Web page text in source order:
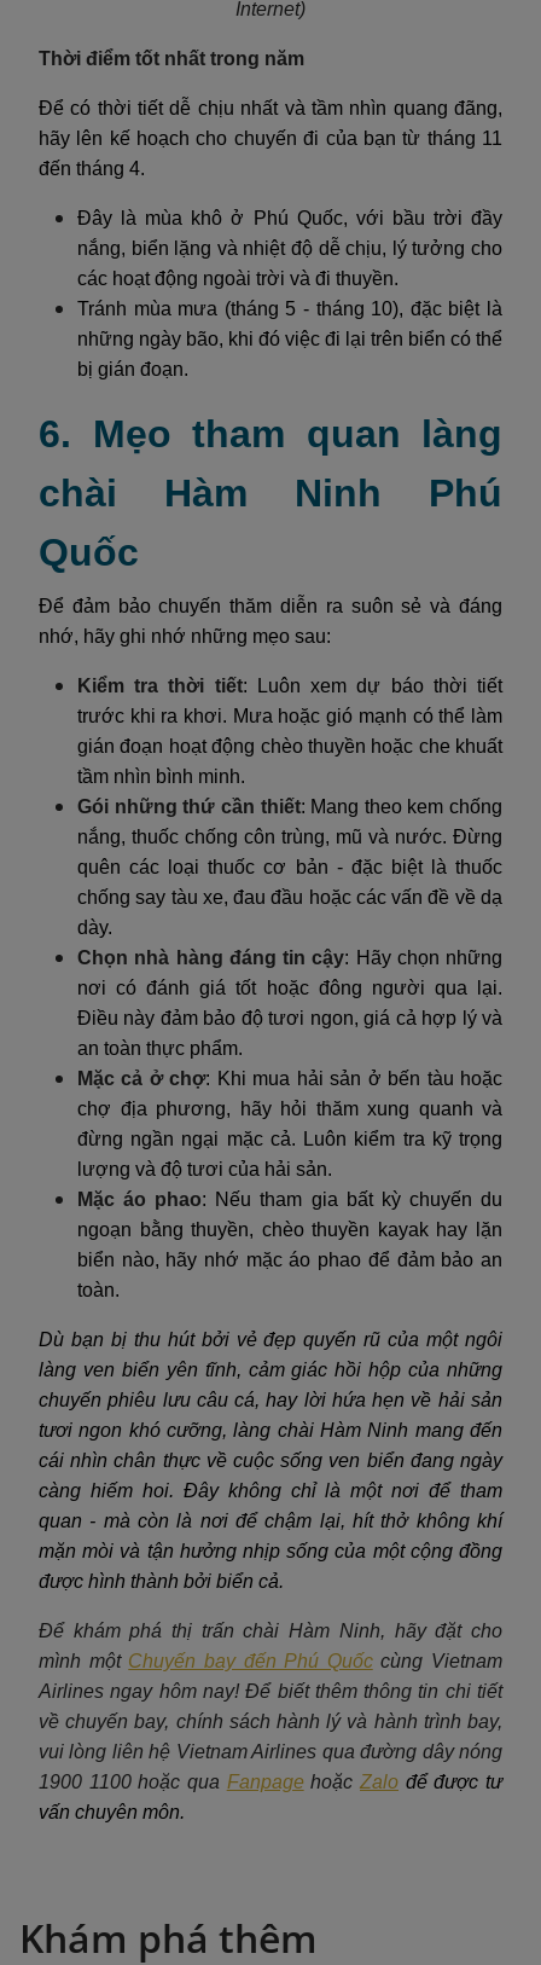
Internet)
Thời điểm tốt nhất trong năm
Để có thời tiết dễ chịu nhất và tầm nhìn quang đãng,
hãy lên kế hoạch cho chuyến đi của bạn từ tháng 11
đến tháng 4.
Đây là mùa khô ở Phú Quốc, với bầu trời đầy
nắng, biển lặng và nhiệt độ dễ chịu, lý tưởng cho
các hoạt động ngoài trời và đi thuyền.
Tránh mùa mưa (tháng 5 - tháng 10), đặc biệt là
những ngày bão, khi đó việc đi lại trên biển có thể
bị gián đoạn.
6. Mẹo tham quan làng
chài Hàm Ninh Phú
Quốc
Để đảm bảo chuyến thăm diễn ra suôn sẻ và đáng
nhớ, hãy ghi nhớ những mẹo sau:
Kiểm tra thời tiết: Luôn xem dự báo thời tiết
trước khi ra khơi. Mưa hoặc gió mạnh có thể làm
gián đoạn hoạt động chèo thuyền hoặc che khuất
tầm nhìn bình minh.
Gói những thứ cần thiết: Mang theo kem chống
nắng, thuốc chống côn trùng, mũ và nước. Đừng
quên các loại thuốc cơ bản - đặc biệt là thuốc
chống say tàu xe, đau đầu hoặc các vấn đề về dạ
dày.
Chọn nhà hàng đáng tin cậy: Hãy chọn những
nơi có đánh giá tốt hoặc đông người qua lại.
Điều này đảm bảo độ tươi ngon, giá cả hợp lý và
an toàn thực phẩm.
Mặc cả ở chợ: Khi mua hải sản ở bến tàu hoặc
chợ địa phương, hãy hỏi thăm xung quanh và
đừng ngần ngại mặc cả. Luôn kiểm tra kỹ trọng
lượng và độ tươi của hải sản.
Mặc áo phao: Nếu tham gia bất kỳ chuyến du
ngoạn bằng thuyền, chèo thuyền kayak hay lặn
biển nào, hãy nhớ mặc áo phao để đảm bảo an
toàn.
Dù bạn bị thu hút bởi vẻ đẹp quyến rũ của một ngôi
làng ven biển yên tĩnh, cảm giác hồi hộp của những
chuyến phiêu lưu câu cá, hay lời hứa hẹn về hải sản
tươi ngon khó cưỡng, làng chài Hàm Ninh mang đến
cái nhìn chân thực về cuộc sống ven biển đang ngày
càng hiếm hoi. Đây không chỉ là một nơi để tham
quan - mà còn là nơi để chậm lại, hít thở không khí
mặn mòi và tận hưởng nhịp sống của một cộng đồng
được hình thành bởi biển cả.
Để khám phá thị trấn chài Hàm Ninh, hãy đặt cho
mình một Chuyến bay đến Phú Quốccùng Vietnam
Airlines ngay hôm nay! Để biết thêm thông tin chi tiết
về chuyến bay, chính sách hành lý và hành trình bay,
vui lòng liên hệ Vietnam Airlines qua đường dây nóng
1900 1100 hoặc qua FanpagehoặcZalo để được tư
vấn chuyên môn.
Khám phá thêm